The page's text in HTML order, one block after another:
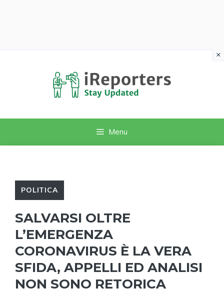
Menu
POLITICA
SALVARSI OLTRE
L’EMERGENZA
CORONAVIRUS È LA VERA
SFIDA, APPELLI ED ANALISI
NON SONO RETORICA
×